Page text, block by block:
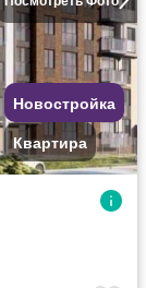
Новостройка
Квартира